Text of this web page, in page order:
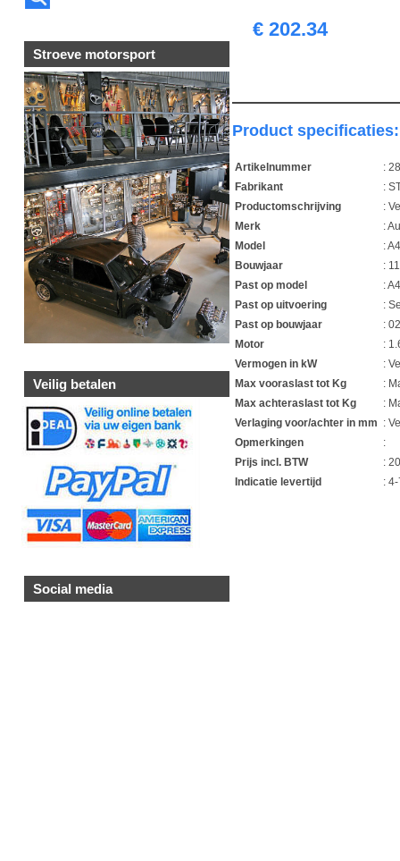
Stroeve motorsport
Veilig betalen
Social media
€ 202.34
Product specificaties:
Artikelnummer
:
Fabrikant
:
Productomschrijving
:
Merk
:
Model
:
Bouwjaar
:
Past op model
:
Past op uitvoering
:
Past op bouwjaar
:
Motor
:
Vermogen in kW
:
Max vooraslast tot Kg
:
Max achteraslast tot Kg
:
Verlaging voor/achter in mm :
Opmerkingen
:
Prijs incl. BTW
:
Indicatie levertijd
: